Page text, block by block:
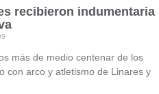
recibieron indumentaria
más de medio centenar de los
con arco y atletismo de Linares y